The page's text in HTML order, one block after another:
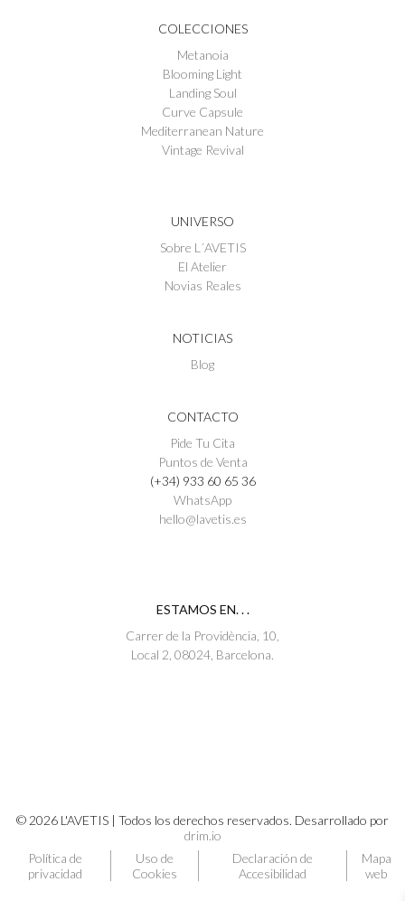
COLECCIONES
Metanoia
Blooming Light
Landing Soul
Curve Capsule
Mediterranean Nature
Vintage Revival
UNIVERSO
Sobre L´AVETIS
El Atelier
Novias Reales
NOTICIAS
Blog
CONTACTO
Pide Tu Cita
Puntos de Venta
(+34) 933 60 65 36
WhatsApp
hello@lavetis.es
ESTAMOS EN. . .
Carrer de la Providència, 10,
Local 2, 08024, Barcelona.
© 2026 L'AVETIS | Todos los derechos reservados. Desarrollado por
drim.io
Política de
privacidad
Uso de
Cookies
Declaración de
Accesibilidad
Mapa
web